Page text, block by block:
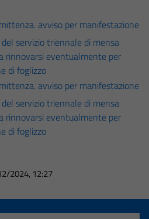
avviso per manifestazione
servizio triennale di mensa
rinnovarsi eventualmente per
di foglizzo
avviso per manifestazione
servizio triennale di mensa
rinnovarsi eventualmente per
di foglizzo
2024, 12:27